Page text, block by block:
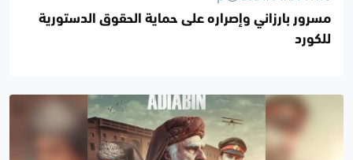
مسرور بارزاني وإصراره على حماية الحقوق الدستورية
للكورد